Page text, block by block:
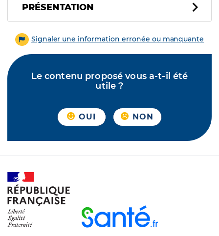
PRÉSENTATION
Signaler une information erronée ou manquante
Le contenu proposé vous a-t-il été
utile ?
OUI NON